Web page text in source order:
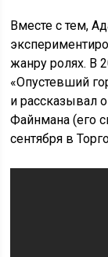
Вместе с тем,
жанру ролях. В
«Опустевший
и рассказывал
Файнмана (его
сентября в